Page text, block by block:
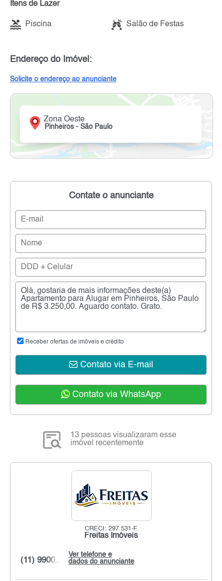
Itens de Lazer
Piscina Salão de Festas
Endereço do Imóvel:
Solicite o endereço ao anunciante
Zona Oeste
Pinheiros - São Paulo
Contate o anunciante
Receber ofertas de imóveis e crédito
Contato via E-mail
Contato via WhatsApp
13 pessoas visualizaram esse
imóvel recentemente
CRECI: 297.531-F
Freitas Imóveis
Ver telefone e
dados do anunciante
(11) 9900...